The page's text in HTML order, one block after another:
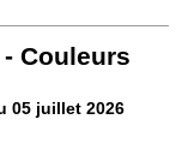
Couleurs
05 juillet 2026